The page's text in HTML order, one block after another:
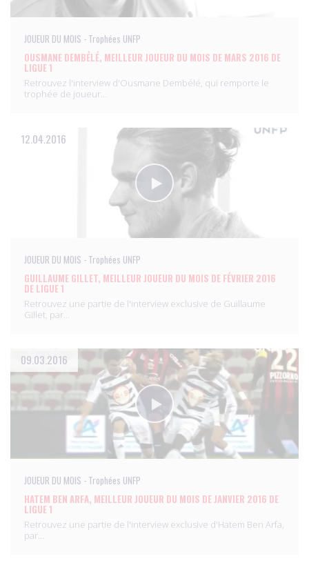
JOUEUR DU MOIS - Trophées UNFP
OUSMANE DEMBÉLÉ, MEILLEUR JOUEUR DU MOIS DE MARS 2016 DE
LIGUE 1
Retrouvez l'interview d'Ousmane Dembélé, qui remporte le
trophée de joueur…
12.04.2016
JOUEUR DU MOIS - Trophées UNFP
GUILLAUME GILLET, MEILLEUR JOUEUR DU MOIS DE FÉVRIER 2016
DE LIGUE 1
Retrouvez une partie de l'interview exclusive de Guillaume
Gillet, par…
09.03.2016
JOUEUR DU MOIS - Trophées UNFP
HATEM BEN ARFA, MEILLEUR JOUEUR DU MOIS DE JANVIER 2016 DE
LIGUE 1
Retrouvez une partie de l'interview exclusive d'Hatem Ben Arfa,
par…